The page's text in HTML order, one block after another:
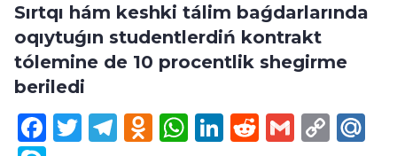
Sırtqı hám keshki tálim baǵdarlarında
oqıytuǵın studentlerdiń kontrakt
tólemine de 10 procentlik shegirme
beriledi
Facebook
Twitter
Telegram
Odnoklassniki
WhatsApp
LinkedIn
Reddit
Gmail